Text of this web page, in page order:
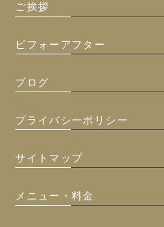
ご挨拶
ビフォーアフター
ブログ
プライバシーポリシー
サイトマップ
メニュー・料金